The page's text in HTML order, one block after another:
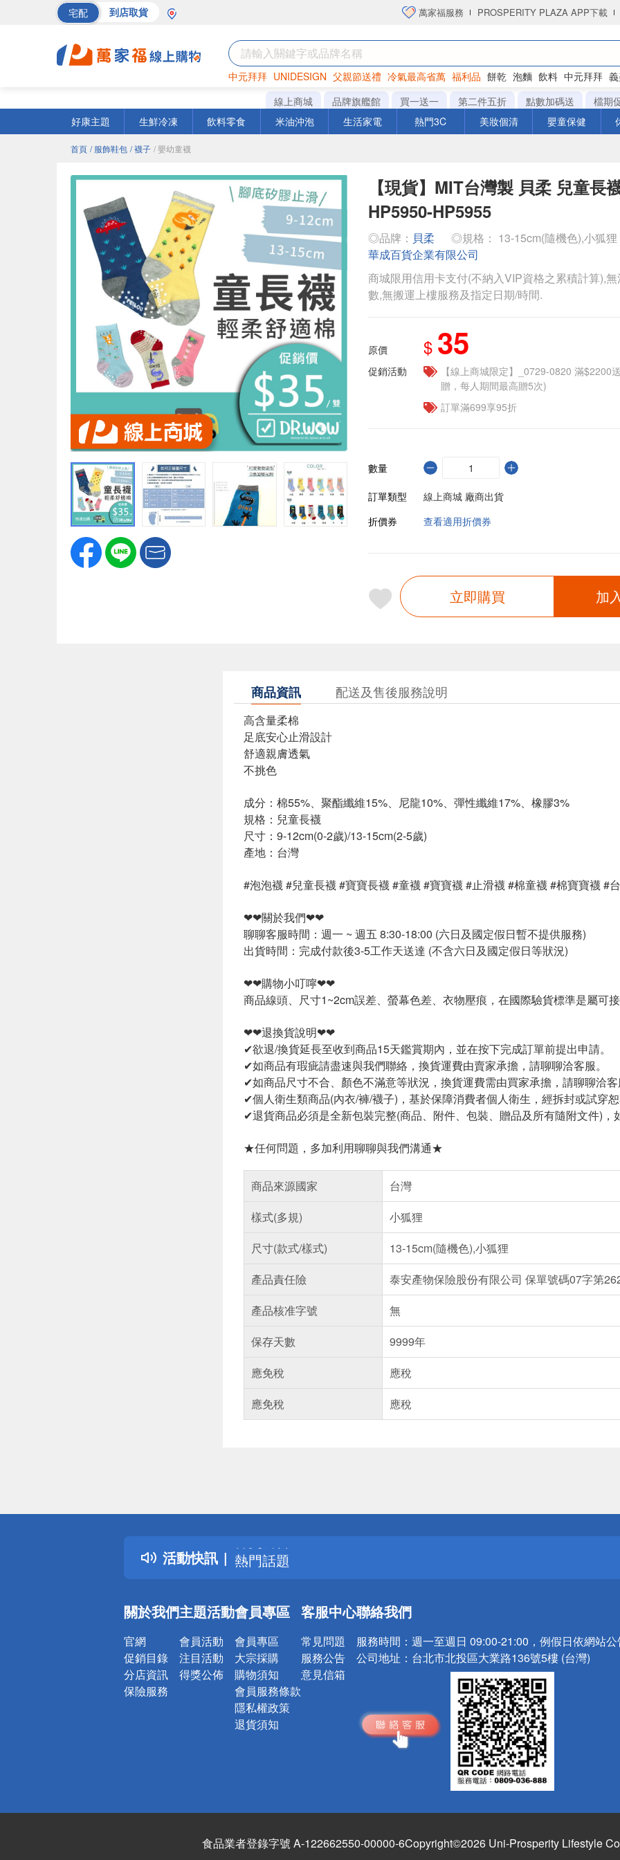
宅配 到店取貨 萬家福服務 PROSPERITY PLAZA APP下載
中元拜拜 UNIDESIGN 父親節送禮 冷氣最高省萬 福利品 餅乾 泡麵 飲料 中元拜拜
巧克力 罐頭 衛生紙
線上商城 品牌旗艦館 買一送一 第二件五折 點數加碼送
檔期
好康主題
生鮮冷凍 飲料零食 米油沖泡 生活家電 熱門3C 美妝個清 嬰童保健
首頁 / 服飾鞋包 / 襪子 / 嬰幼童襪
【現貨】MIT台灣製 貝柔 兒童長
HP5950-HP5955
◎品牌： 貝柔
◎規格： 13-15cm(隨機色),小狐狸
華成百貨企業有限公司
商城限用信用卡支付(不納入VIP資格之累積計算),
數,無搬運上樓服務及指定日期/時間.
原價 $ 35
促銷活動
【線上商城限定】_0729-0820 滿$2200
贈，每人期間最高贈5次)
訂單滿699享95折
數量
訂單類型
線上商城 廠商出貨
折價券
查看適用折價券
立即購買 加
商品資訊 配送及售後服務說明
高含量柔棉
足底安心止滑設計
舒適親膚透氣
不挑色
成分：棉55%、聚酯纖維15%、尼龍10%、彈性纖維17%、橡膠3%
規格：兒童長襪
尺寸：9-12cm(0-2歲)/13-15cm(2-5歲)
產地：台灣
#泡泡襪 #兒童長襪 #寶寶長襪 #童襪 #寶寶襪 #止滑襪 #棉童襪 #棉寶寶襪 #
❤❤關於我們❤❤
聊聊客服時間：週一 ~ 週五 8:30-18:00 (六日及國定假日暫不提供服務)
出貨時間：完成付款後3-5工作天送達 (不含六日及國定假日等狀況)
❤❤購物小叮嚀❤❤
商品線頭、尺寸1~2cm誤差、螢幕色差、衣物壓痕，在國際驗貨標準是屬可
❤❤退換貨說明❤❤
✔欲退/換貨延長至收到商品15天鑑賞期內，並在按下完成訂單前提出申請。
✔如商品有瑕疵請盡速與我們聯絡，換貨運費由賣家承擔，請聊聊洽客服。
✔如商品尺寸不合、顏色不滿意等狀況，換貨運費需由買家承擔，請聊聊洽
✔個人衛生類商品(內衣/褲/襪子)，基於保障消費者個人衛生，經拆封或試穿
✔退貨商品必須是全新包裝完整(商品、附件、包裝、贈品及所有隨附文件)，
★任何問題，多加利用聊聊與我們溝通★
商品來源國家
台灣
樣式(多規)
小狐狸
尺寸(款式/樣式)
13-15cm(隨機色),小狐狸
產品責任險
泰安產物保險股份有限公司 保單號碼07字第
產品核准字號
無
保存天數
9999年
應免稅
應稅
應免稅
應稅
活動快訊
詐騙網頁！請小心！
得獎公告
熱門話題
銀行優惠
詐騙網頁！請小心！
關於我們
官網
促銷目錄
分店資訊
保險服務
主題活動
會員活動
注目活動
得獎公佈
會員專區
會員專區
大宗採購
購物須知
會員服務條款
隱私權政策
退貨須知
客服中心
常見問題
服務公告
意見信箱
聯絡我們
服務時間： 週一至週日 09:00-21:00，例假日依網站
公司地址： 台北市北投區大業路136號5樓 (台灣)
食品業者登錄字號 A-122662550-00000-6Copyright©2026 Uni-Prosperity Lifestyle